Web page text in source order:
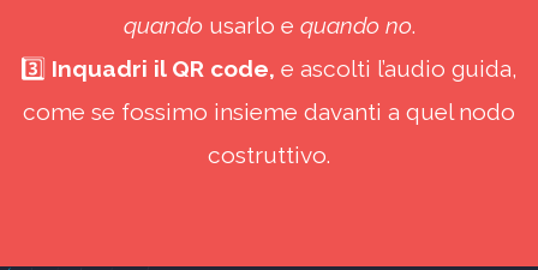
quando usarlo e quando no.
3️⃣ Inquadri il QR code, e ascolti l’audio guida,
come se fossimo insieme davanti a quel nodo
costruttivo.